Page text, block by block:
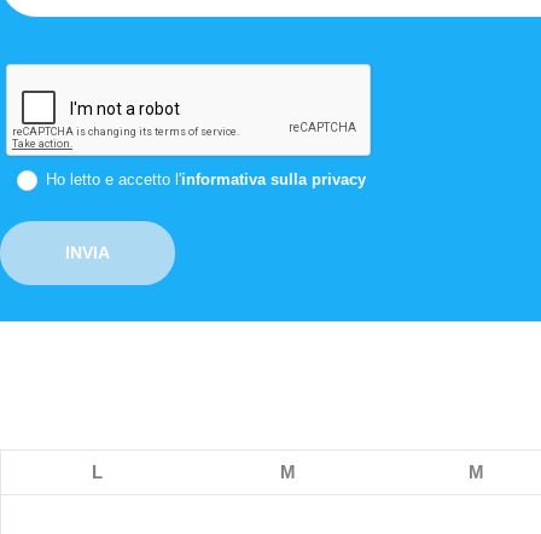
Ho letto e accetto l'informativa sulla privacy
L M M